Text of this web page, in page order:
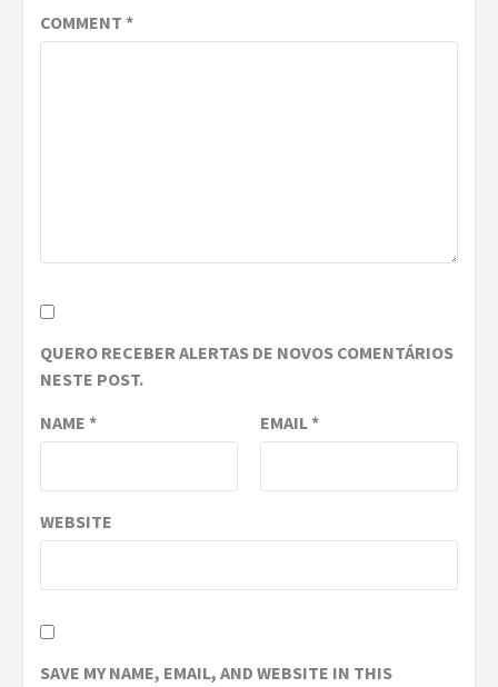
COMMENT *
QUERO RECEBER ALERTAS DE NOVOS COMENTÁRIOS
NESTE POST.
NAME * EMAIL*
WEBSITE
SAVE MY NAME, EMAIL, AND WEBSITE IN THIS